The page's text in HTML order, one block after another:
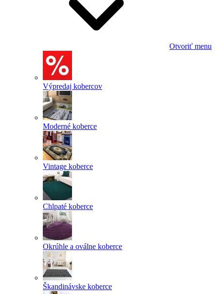
Otvoriť menu
Výpredaj kobercov
Moderné koberce
Vintage koberce
Chlpaté koberce
Okrúhle a oválne koberce
Škandinávske koberce